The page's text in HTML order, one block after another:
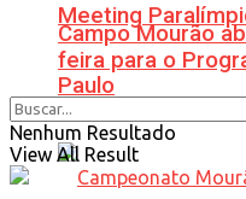
Meeting
Paulo
Campo Mourão
feira para o
Nenhum Resultado
View All Result